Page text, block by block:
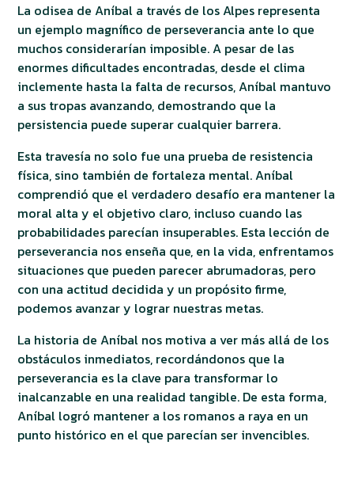
La odisea de Aníbal a través de los Alpes representa
un ejemplo magnífico de perseverancia ante lo que
muchos considerarían imposible. A pesar de las
enormes dificultades encontradas, desde el clima
inclemente hasta la falta de recursos, Aníbal mantuvo
a sus tropas avanzando, demostrando que la
persistencia puede superar cualquier barrera.
Esta travesía no solo fue una prueba de resistencia
física, sino también de fortaleza mental. Aníbal
comprendió que el verdadero desafío era mantener la
moral alta y el objetivo claro, incluso cuando las
probabilidades parecían insuperables. Esta lección de
perseverancia nos enseña que, en la vida, enfrentamos
situaciones que pueden parecer abrumadoras, pero
con una actitud decidida y un propósito firme,
podemos avanzar y lograr nuestras metas.
La historia de Aníbal nos motiva a ver más allá de los
obstáculos inmediatos, recordándonos que la
perseverancia es la clave para transformar lo
inalcanzable en una realidad tangible. De esta forma,
Aníbal logró mantener a los romanos a raya en un
punto histórico en el que parecían ser invencibles.